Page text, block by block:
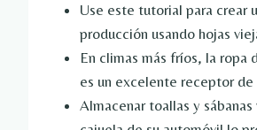
Use este tutorial para crear
producción usando hojas
En climas más fríos, la ropa
es un excelente receptor
Almacenar toallas y sábanas